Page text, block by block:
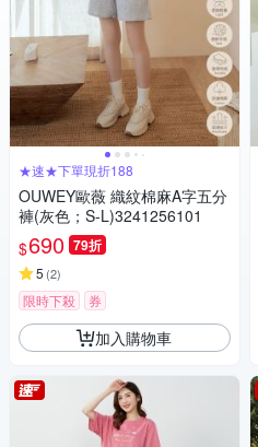
★速★下單現折188
OUWEY歐薇 織紋棉麻A字五分
褲(灰色；S-L)3241256101
$690 79折
5 (2)
限時下殺 券
加入購物車